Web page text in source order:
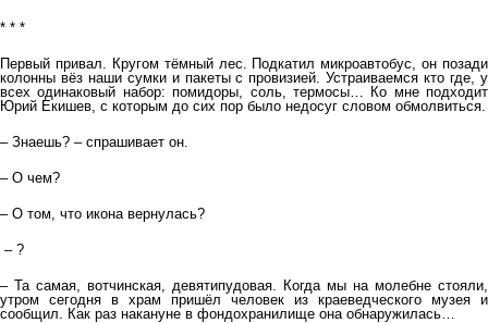
* * *
Первый привал. Кругом тёмный лес. Подкатил микроавтобус, он позади
колонны вёз наши сумки и пакеты с провизией. Устраиваемся кто где, у
всех одинаковый набор: помидоры, соль, термосы… Ко мне подходит
Юрий Екишев, с которым до сих пор было недосуг словом обмолвиться.
– Знаешь? – спрашивает он.
– О чем?
– О том, что икона вернулась?
– ?
– Та самая, вотчинская, девятипудовая. Когда мы на молебне стояли,
утром сегодня в храм пришёл человек из краеведческого музея и
сообщил. Как раз накануне в фондохранилище она обнаружилась…